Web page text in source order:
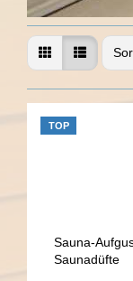
TOP
Sauna-
Saunadüfte